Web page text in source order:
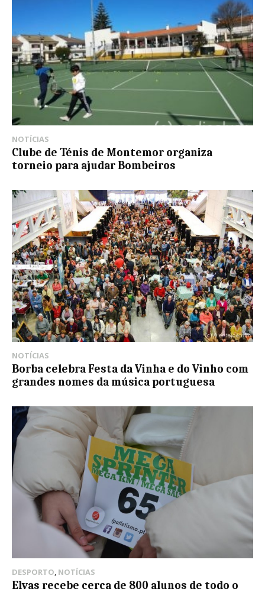
NOTÍCIAS
Clube de Ténis de Montemor organiza
torneio para ajudar Bombeiros
NOTÍCIAS
Borba celebra Festa da Vinha e do Vinho com
grandes nomes da música portuguesa
DESPORTO, NOTÍCIAS
Elvas recebe cerca de 800 alunos de todo o